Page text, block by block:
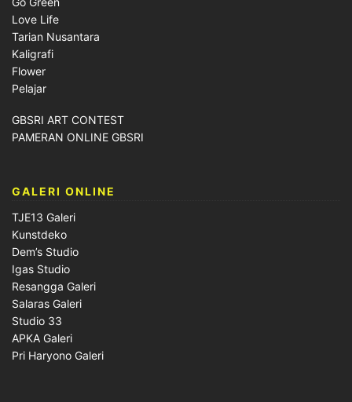
Love Life
Tarian Nusantara
Kaligrafi
Flower
Pelajar
GBSRI ART CONTEST
PAMERAN ONLINE GBSRI
GALERI ONLINE
TJE13 Galeri
Kunstdeko
Dem’s Studio
Igas Studio
Resangga Galeri
Salaras Galeri
Studio 33
APKA Galeri
Pri Haryono Galeri